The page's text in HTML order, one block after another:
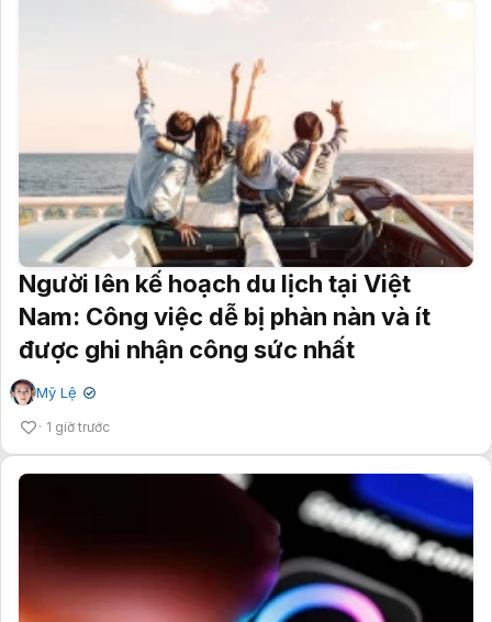
Người lên kế hoạch du lịch tại Việt
Nam: Công việc dễ bị phàn nàn và ít
được ghi nhận công sức nhất
Mỹ Lệ ✔
1 giờ trước